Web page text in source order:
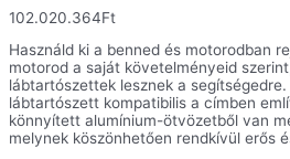
102.020.364Ft
Használd ki a benned és motorodban
motorod a saját követelményeid
lábtartószettek lesznek a segítségedre.
lábtartószett kompatibilis a címben
könnyített alumínium-ötvözetből van
melynek köszönhetően rendkívül erős